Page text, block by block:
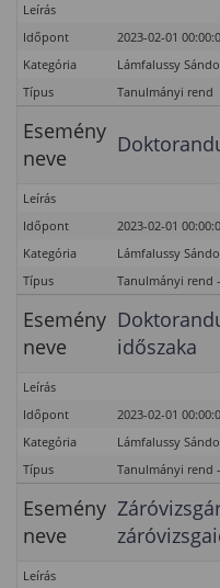
Leírás
Időpont
2023-02-01
Kategória
Lámfalussy
Típus
Tanulmányi rend
Esemény
neve
Leírás
Időpont
2023-02-01
Kategória
Lámfalussy
Típus
Tanulmányi rend
Esemény
neve
időszaka
Leírás
Időpont
2023-02-01
Kategória
Lámfalussy
Típus
Tanulmányi rend
Esemény
neve
Leírás